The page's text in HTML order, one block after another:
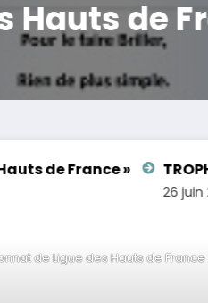
Hauts de
» TROPHEE DU
de Ligue des Hauts de France